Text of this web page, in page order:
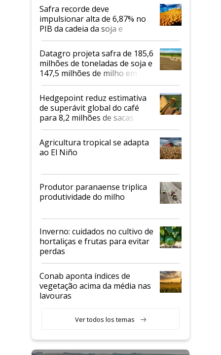
Safra recorde deve
impulsionar alta de 6,87% no
PIB da cadeia da soja e
biodiesel em 2026
Datagro projeta safra de 185,6
milhões de toneladas de soja e
147,5 milhões de milho em
2026/27
Hedgepoint reduz estimativa
de superávit global do café
para 8,2 milhões de sacas
Agricultura tropical se adapta
ao El Niño
Produtor paranaense triplica
produtividade do milho
Inverno: cuidados no cultivo de
hortaliças e frutas para evitar
perdas
Conab aponta índices de
vegetação acima da média nas
lavouras
Ver todos los temas